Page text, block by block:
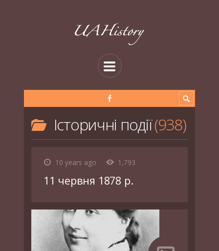
Історичні події 938
10 years ago 1,793
11 червня 1878 р.